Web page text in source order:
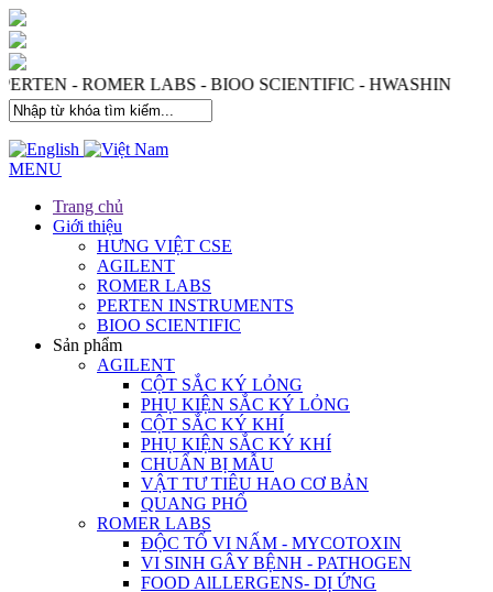
- ROMER LABS - BIOO SCIENTIFIC - HWASHIN
MENU
Trang chủ
Giới thiệu
HƯNG VIỆT CSE
AGILENT
ROMER LABS
PERTEN INSTRUMENTS
BIOO SCIENTIFIC
Sản phẩm
AGILENT
CỘT SẮC KÝ LỎNG
PHỤ KIỆN SẮC KÝ LỎNG
CỘT SẮC KÝ KHÍ
PHỤ KIỆN SẮC KÝ KHÍ
CHUẨN BỊ MẪU
VẬT TƯ TIÊU HAO CƠ BẢN
QUANG PHỔ
ROMER LABS
ĐỘC TỐ VI NẤM - MYCOTOXIN
VI SINH GÂY BỆNH - PATHOGEN
FOOD AlLLERGENS- DỊ ỨNG